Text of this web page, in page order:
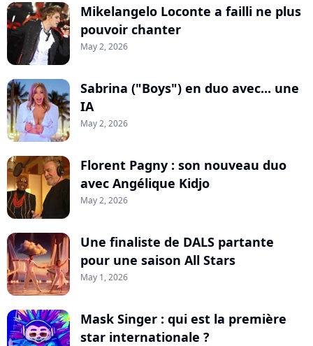
Mikelangelo Loconte a failli ne plus
pouvoir chanter
May 2, 2026
Sabrina ("Boys") en duo avec... une
IA
May 2, 2026
Florent Pagny : son nouveau duo
avec Angélique Kidjo
May 2, 2026
Une finaliste de DALS partante
pour une saison All Stars
May 1, 2026
Mask Singer : qui est la première
star internationale ?